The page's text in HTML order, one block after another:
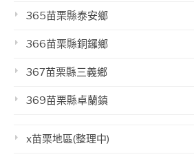
365苗栗縣泰安鄉
366苗栗縣銅鑼鄉
367苗栗縣三義鄉
369苗栗縣卓蘭鎮
x苗栗地區(整理中)